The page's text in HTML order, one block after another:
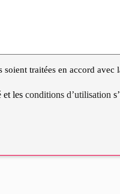
soient traitées en accord
et lesconditions d’utilisation